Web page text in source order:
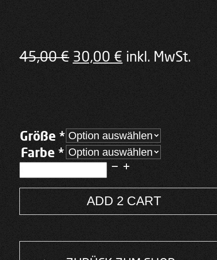
45,00€ Ursprünglicher
30,00 € Aktueller
inkl. MwSt.
Größe *
Farbe *
Darkside:Hoodie
ADD 2 CART